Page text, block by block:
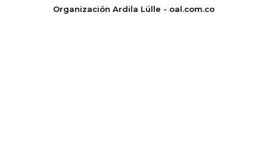
Organización Ardila Lülle - oal.com.co